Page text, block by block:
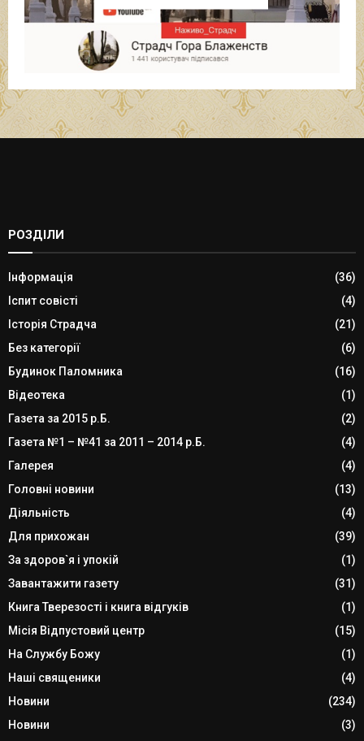
РОЗДІЛИ
Інформація
(36)
Іспит совісті
(4)
Історія Страдча
(21)
Без категорії
(6)
Будинок Паломника
(16)
Відеотека
(1)
Газета за 2015 р.Б.
(2)
Газета №1 – №41 за 2011 – 2014 р.Б.
(4)
Галерея
(4)
Головні новини
(13)
Діяльність
(4)
Для прихожан
(39)
За здоров`я і упокій
(1)
Завантажити газету
(31)
Книга Тверезості і книга відгуків
(1)
Місія Відпустовий центр
(15)
На Службу Божу
(1)
Наші священики
(4)
Новини
(234)
Новини
(3)